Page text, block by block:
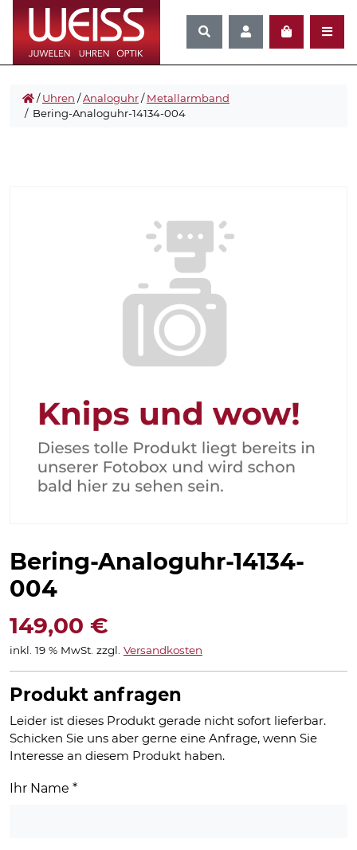
/Uhren /Analoguhr/Metallarmband
/ Bering-Analoguhr-14134-004
Bering-Analoguhr-14134-
004
149,00 €
inkl. 19 % MwSt. zzgl. Versandkosten
Produkt anfragen
Leider ist dieses Produkt gerade nicht sofort lieferbar.
Schicken Sie uns aber gerne eine Anfrage, wenn Sie
Interesse an diesem Produkt haben.
Ihr Name *